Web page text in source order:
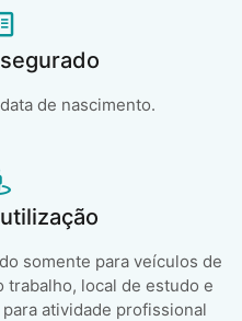
de nascimento.
somente para veículos de
trabalho, local de estudo e
atividade profissional